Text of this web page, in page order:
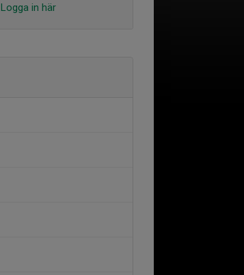
Logga in här